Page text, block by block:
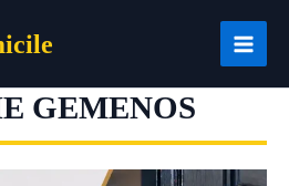
GEMENOS